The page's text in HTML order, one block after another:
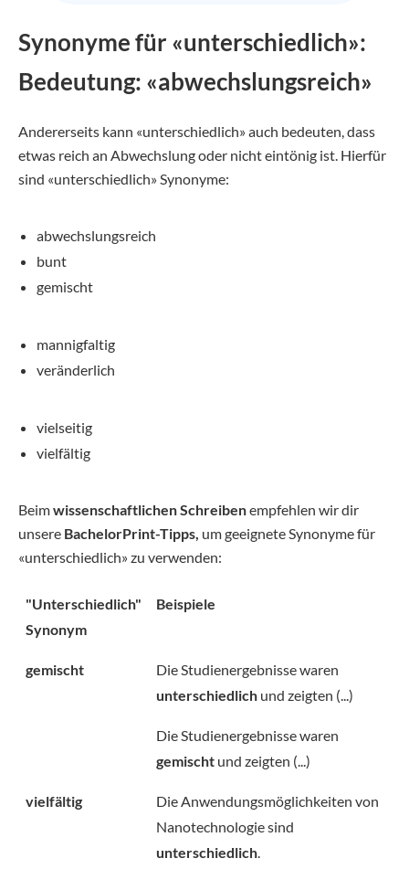
Synonyme für «unterschiedlich»:
Bedeutung: «abwechslungsreich»
Andererseits kann «unterschiedlich» auch bedeuten, dass
etwas reich an Abwechslung oder nicht eintönig ist. Hierfür
sind «unterschiedlich» Synonyme:
abwechslungsreich
bunt
gemischt
mannigfaltig
veränderlich
vielseitig
vielfältig
Beimwissenschaftlichen Schreibenempfehlen wir dir
unsere BachelorPrint-Tipps, um geeignete Synonyme für
«unterschiedlich» zu verwenden:
"Unterschiedlich"
Synonym
Beispiele
gemischt
Die Studienergebnisse waren
unterschiedlich und zeigten (...)
Die Studienergebnisse waren
gemischt und zeigten (...)
vielfältig
Die Anwendungsmöglichkeiten von
Nanotechnologie sind
unterschiedlich.